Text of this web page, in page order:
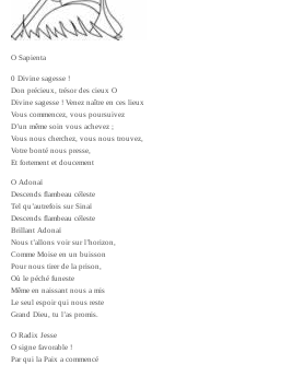
O Sapienta
0 Divine sagesse !
Don précieux, trésor des cieux O
Divine sagesse ! Venez naître en ces lieux
Vous commencez, vous poursuivez
D’un même soin vous achevez ;
Vous nous cherchez, vous nous trouvez,
Votre bonté nous presse,
Et fortement et doucement
O Adonaï
Descends flambeau céleste
Tel qu’autrefois sur Sinaï
Descends flambeau céleste
Brillant Adonaï
Nous t’allons voir sur l’horizon,
Comme Moise en un buisson
Pour nous tirer de la prison,
Où le péché funeste
Même en naissant nous a mis
Le seul espoir qui nous reste
Grand Dieu, tu l’as promis.
O Radix Jesse
O signe favorable !
Par qui la Paix a commencé